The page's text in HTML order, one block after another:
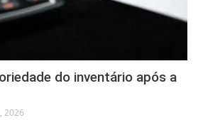
do inventário após a
2026